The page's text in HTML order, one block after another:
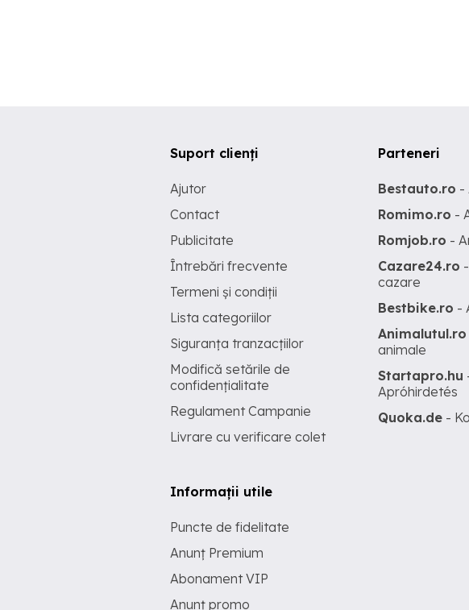
Suport clienți
Ajutor
Contact
Publicitate
Întrebări frecvente
Termeni și condiții
Lista categoriilor
Siguranța tranzacțiilor
Modifică setările de
confidențialitate
Regulament Campanie
Livrare cu verificare colet
Informații utile
Puncte de fidelitate
Anunț Premium
Abonament VIP
Anunț promo
Parteneri
Bestauto.ro -
Romimo.ro -
Romjob.ro -
Cazare24.ro
cazare
Bestbike.ro -
Animalutul.ro
animale
Startapro.hu
Apróhirdetés
Quoka.de -